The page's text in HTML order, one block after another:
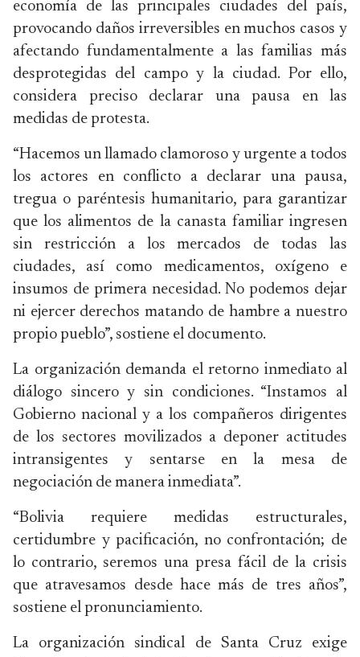
economía de las principales ciudades del país,
provocando daños irreversibles en muchos casos y
afectando fundamentalmente a las familias más
desprotegidas del campo y la ciudad. Por ello,
considera preciso declarar una pausa en las
medidas de protesta.
“Hacemos un llamado clamoroso y urgente a todos
los actores en conflicto a declarar una pausa,
tregua o paréntesis humanitario, para garantizar
que los alimentos de la canasta familiar ingresen
sin restricción a los mercados de todas las
ciudades, así como medicamentos, oxígeno e
insumos de primera necesidad. No podemos dejar
ni ejercer derechos matando de hambre a nuestro
propio pueblo”, sostiene el documento.
La organización demanda el retorno inmediato al
diálogo sincero y sin condiciones. “Instamos al
Gobierno nacional y a los compañeros dirigentes
de los sectores movilizados a deponer actitudes
intransigentes y sentarse en la mesa de
negociación de manera inmediata”.
“Bolivia requiere medidas estructurales,
certidumbre y pacificación, no confrontación; de
lo contrario, seremos una presa fácil de la crisis
que atravesamos desde hace más de tres años”,
sostiene el pronunciamiento.
La organización sindical de Santa Cruz exige